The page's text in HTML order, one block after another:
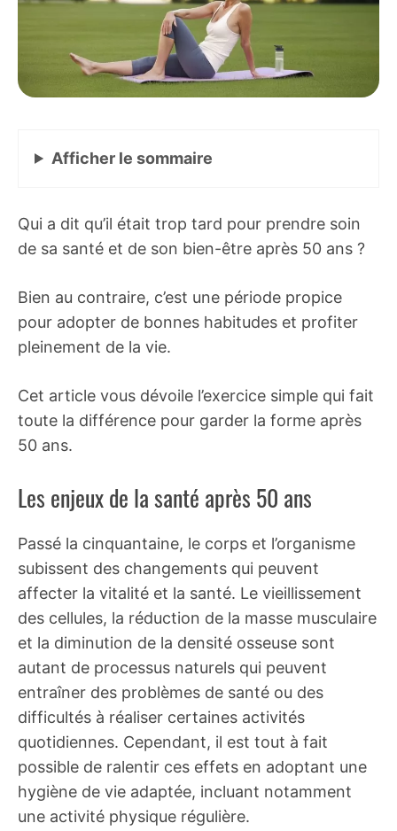
Afficher le sommaire
Qui a dit qu’il était trop tard pour prendre soin
de sa santé et de son bien-être après 50 ans ?
Bien au contraire, c’est une période propice
pour adopter de bonnes habitudes et profiter
pleinement de la vie.
Cet article vous dévoile l’exercice simple qui fait
toute la différence pour garder la forme après
50 ans.
Les enjeux de la santé après 50 ans
Passé la cinquantaine, le corps et l’organisme
subissent des changements qui peuvent
affecter la vitalité et la santé. Le vieillissement
des cellules, la réduction de la masse musculaire
et la diminution de la densité osseuse sont
autant de processus naturels qui peuvent
entraîner des problèmes de santé ou des
difficultés à réaliser certaines activités
quotidiennes. Cependant, il est tout à fait
possible de ralentir ces effets en adoptant une
hygiène de vie adaptée, incluant notamment
une activité physique régulière.